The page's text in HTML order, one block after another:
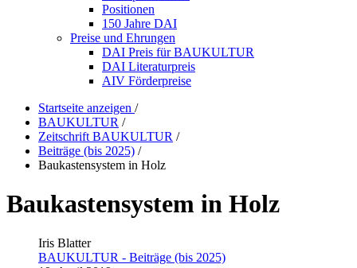
Positionen
150 Jahre DAI
Preise und Ehrungen
DAI Preis für BAUKULTUR
DAI Literaturpreis
AIV Förderpreise
Startseite anzeigen /
BAUKULTUR /
Zeitschrift BAUKULTUR /
Beiträge (bis 2025) /
Baukastensystem in Holz
Baukastensystem in Holz
Iris Blatter
BAUKULTUR - Beiträge (bis 2025)